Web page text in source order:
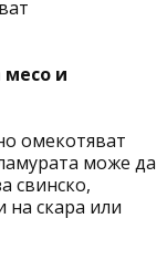
и
омекотяват
може да
свинско,
на скара или